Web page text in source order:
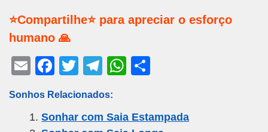
⭐Compartilhe⭐ para apreciar o esforço
humano 🙏
E
ail
F
c
e
T
tt
er
T
e
gr
W
s
e
Sonhos Relacionados:
Sonhar com Saia Estampada